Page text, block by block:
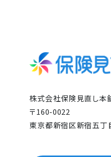
株式会社保険見直し本
〒160-0022
東京都新宿区新宿五丁